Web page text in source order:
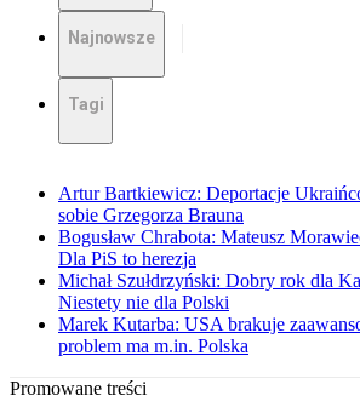
Najnowsze
Tagi
Artur Bartkiewicz: Deportacje
sobie Grzegorza Brauna
Bogusław Chrabota: Mateusz
Dla PiS to herezja
Michał Szułdrzyński: Dobry rok dla
Niestety nie dla Polski
Marek Kutarba: USA brakuje
problem ma m.in. Polska
Promowane treści